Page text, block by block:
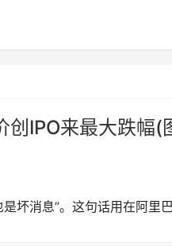
创IPO来最大跌幅(
坏消息”。这句话用在阿里